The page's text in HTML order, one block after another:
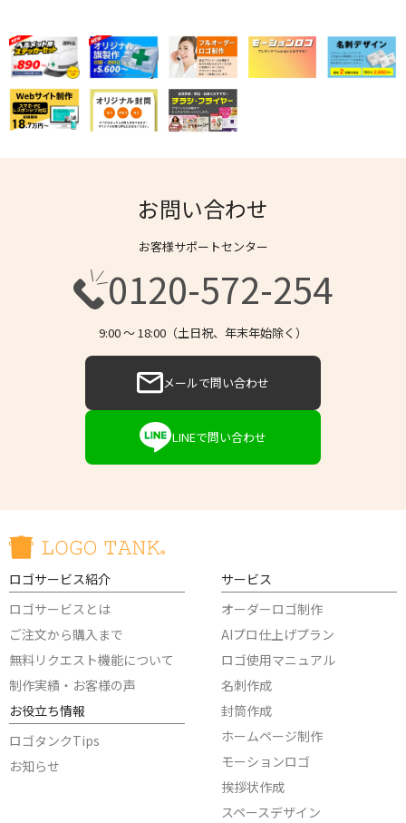
お問い合わせ
お客様サポートセンター
0120-572-254
9:00 〜 18:00（土日祝、年末年始除く）
メールで問い合わせ
LINEで問い合わせ
ロゴサービス紹介
ロゴサービスとは
ご注文から購入まで
無料リクエスト機能について
制作実績・お客様の声
お役立ち情報
ロゴタンクTips
お知らせ
サービス
オーダーロゴ制作
AIプロ仕上げプラン
ロゴ使用マニュアル
名刺作成
封筒作成
ホームページ制作
モーションロゴ
挨拶状作成
スペースデザイン